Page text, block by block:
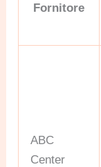
Fornitore
ABC
Center